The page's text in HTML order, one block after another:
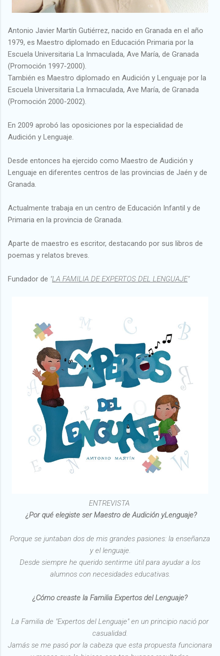
Antonio Javier Martín Gutiérrez, nacido en Granada en el año
1979, es Maestro diplomado en Educación Primaria por la
Escuela Universitaria La Inmaculada, Ave María, de Granada
(Promoción 1997-2000).
También es Maestro diplomado en Audición y Lenguaje por la
Escuela Universitaria La Inmaculada, Ave María, de Granada
(Promoción 2000-2002).
En 2009 aprobó las oposiciones por la especialidad de
Audición y Lenguaje.
Desde entonces ha ejercido como Maestro de Audición y
Lenguaje en diferentes centros de las provincias de Jaén y de
Granada.
Actualmente trabaja en un centro de Educación Infantil y de
Primaria en la provincia de Granada.
Aparte de maestro es escritor, destacando por sus libros de
poemas y relatos breves.
Fundador de "LA FAMILIA DE EXPERTOS DEL LENGUAJE"
ENTREVISTA
¿Por qué elegiste ser Maestro de Audición yLenguaje?
Porque se juntaban dos de mis grandes pasiones: la enseñanza
y el lenguaje.
Desde siempre he querido sentirme útil para ayudar a los
alumnos con necesidades educativas.
¿Cómo creaste la Familia Expertos del Lenguaje?
La Familia de "Expertos del Lenguaje" en un principio nació por
casualidad.
Jamás se me pasó por la cabeza que esta propuesta funcionara